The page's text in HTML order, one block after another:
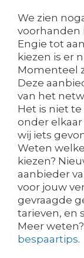
We zien
voorhanden
Engie tot
kiezen is er
Momenteel
Deze
van het
Het is niet
onder
wij iets
Weten
kiezen?
aanbieder
voor jouw
gevraagde
tarieven, en
Meer
bespaartips.